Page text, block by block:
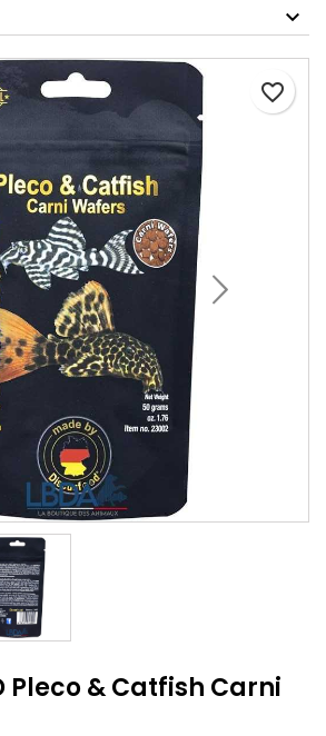
Pleco & Catfish Carni
favorite_border